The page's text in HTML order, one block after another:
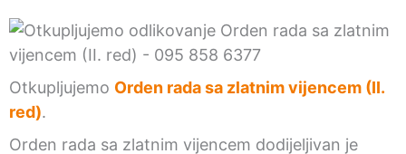
Otkupljujemo Orden rada sa zlatnim vijencem (II.
red).
Orden rada sa zlatnim vijencem dodijeljivan je